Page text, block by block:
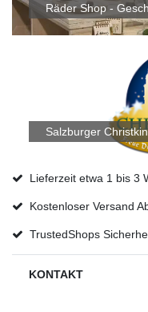
Räder Shop -
Salzburger
Lieferzeit etwa 1 bis 3
Kostenloser Versand
TrustedShops
KONTAKT